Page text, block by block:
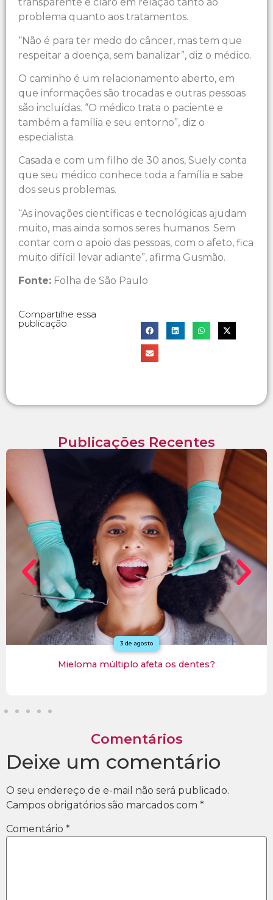
transparente e claro em relação tanto ao
problema quanto aos tratamentos.
“Não é para ter medo do câncer, mas tem que
respeitar a doença, sem banalizar”, diz o médico.
O caminho é um relacionamento aberto, em
que informações são trocadas e outras pessoas
são incluídas. “O médico trata o paciente e
também a família e seu entorno”, diz o
especialista.
Casada e com um filho de 30 anos, Suely conta
que seu médico conhece toda a família e sabe
dos seus problemas.
“As inovações científicas e tecnológicas ajudam
muito, mas ainda somos seres humanos. Sem
contar com o apoio das pessoas, com o afeto, fica
muito difícil levar adiante”, afirma Gusmão.
Fonte: Folha de São Paulo
Compartilhe essa
publicação:
Publicações Recentes
os dentes?
27 de julho
Mieloma múltiplo: para entrar
Comentários
Deixe um comentário
O seu endereço de e-mail não será publicado.
Campos obrigatórios são marcados com *
Comentário *